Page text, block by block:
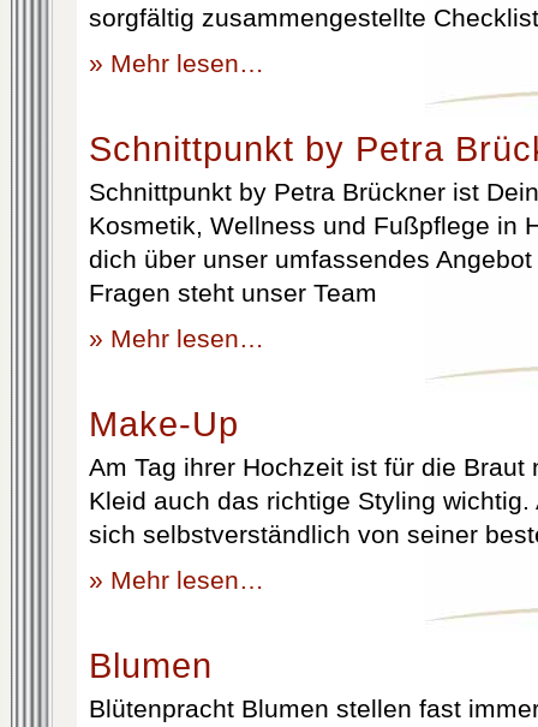
sorgfältig zusammengestellte
» Mehr lesen…
Schnittpunkt by Petra
Schnittpunkt by Petra Brückner ist
Kosmetik, Wellness und Fußpflege in
dich über unser umfassendes
Fragen steht unser Team
» Mehr lesen…
Make-Up
Am Tag ihrer Hochzeit ist für die Braut
Kleid auch das richtige Styling
sich selbstverständlich von seiner
» Mehr lesen…
Blumen
Blütenpracht Blumen stellen fast